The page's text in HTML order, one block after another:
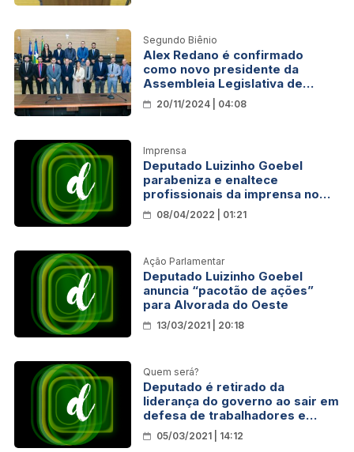
Segundo Biênio
Alex Redano é confirmado
como novo presidente da
Assembleia Legislativa de
Rondônia a partir de fevereiro
20/11/2024 | 04:08
Imprensa
Deputado Luizinho Goebel
parabeniza e enaltece
profissionais da imprensa no
dia do Jornalista
08/04/2022 | 01:21
Ação Parlamentar
Deputado Luizinho Goebel
anuncia “pacotão de ações”
para Alvorada do Oeste
13/03/2021 | 20:18
Quem será?
Deputado é retirado da
liderança do governo ao sair em
defesa de trabalhadores e
redução do ICMS do
combustível
05/03/2021 | 14:12